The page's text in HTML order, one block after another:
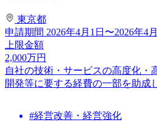
東京都
申請期間 2026年4月1日〜2026年4
上限金額
2,000万円
自社の技術・サービスの高度化・
開発等に要する経費の一部を助成
#経営改善・経営強化